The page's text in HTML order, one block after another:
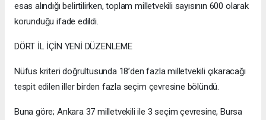
esas alındığı belirtilirken, toplam milletvekili sayısının 600 olarak
korunduğu ifade edildi.
DÖRT İL İÇİN YENİ DÜZENLEME
Nüfus kriteri doğrultusunda 18’den fazla milletvekili çıkaracağı
tespit edilen iller birden fazla seçim çevresine bölündü.
Buna göre; Ankara 37 milletvekili ile 3 seçim çevresine, Bursa